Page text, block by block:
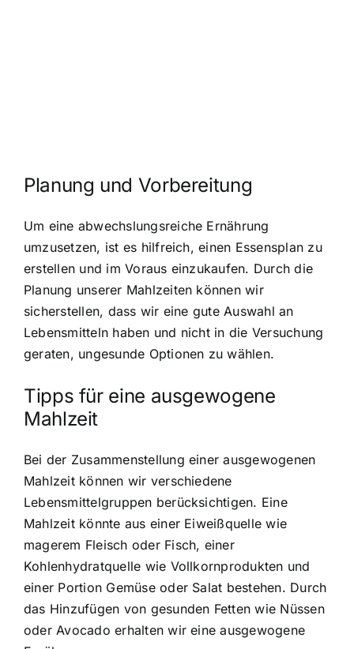
Planung und Vorbereitung
Um eine abwechslungsreiche Ernährung
umzusetzen, ist es hilfreich, einen Essensplan zu
erstellen und im Voraus einzukaufen. Durch die
Planung unserer Mahlzeiten können wir
sicherstellen, dass wir eine gute Auswahl an
Lebensmitteln haben und nicht in die Versuchung
geraten, ungesunde Optionen zu wählen.
Tipps für eine ausgewogene
Mahlzeit
Bei der Zusammenstellung einer ausgewogenen
Mahlzeit können wir verschiedene
Lebensmittelgruppen berücksichtigen. Eine
Mahlzeit könnte aus einer Eiweißquelle wie
magerem Fleisch oder Fisch, einer
Kohlenhydratquelle wie Vollkornprodukten und
einer Portion Gemüse oder Salat bestehen. Durch
das Hinzufügen von gesunden Fetten wie Nüssen
oder Avocado erhalten wir eine ausgewogene